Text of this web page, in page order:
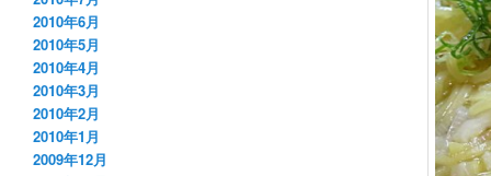
2010年6月
2010年5月
2010年4月
2010年3月
2010年2月
2010年1月
2009年12月